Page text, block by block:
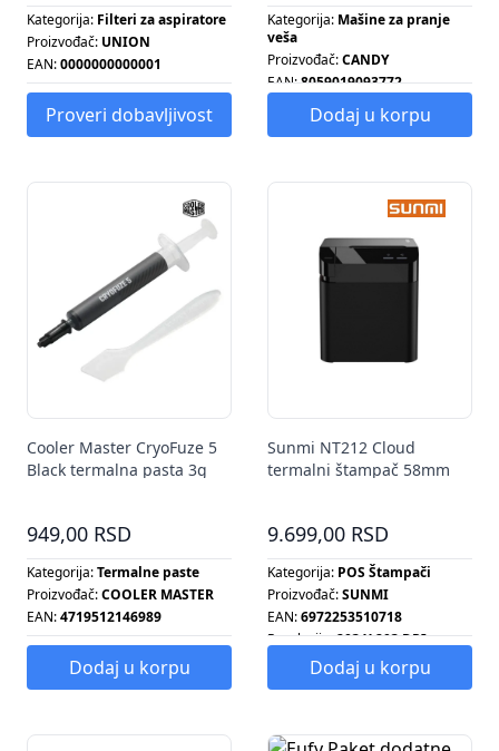
Kategorija: Filteri za aspiratore
Proizvođač: UNION
EAN:0000000000001
Proveri dobavljivost
Kategorija: Mašine za pranje
veša
Proizvođač:CANDY
EAN:8059019093772
Energetska klasa: C
Broj obrtaja centrifuge:1200
Dodaj u korpu
Cooler Master CryoFuze 5
Black termalna pasta 3g
949,00 RSD
Kategorija:Termalne paste
Proizvođač:COOLER MASTER
EAN:4719512146989
Dodaj u korpu
Sunmi NT212 Cloud
termalni štampač 58mm
9.699,00 RSD
Kategorija: POS Štampači
Proizvođač:SUNMI
EAN:6972253510718
Rezolucija:203 X 203 DPI
Dodaj u korpu